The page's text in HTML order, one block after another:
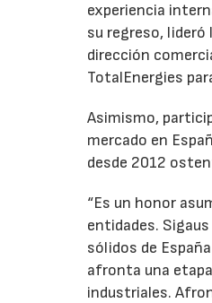
experiencia
su regreso,
dirección
TotalEnergies
Asimismo,
mercado en
desde 2012
“Es un honor
entidades.
sólidos de
afronta una
industriales.